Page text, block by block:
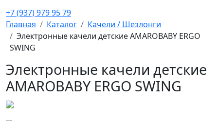
+7 (937) 979 95 79
Главная
Каталог
Качели / Шезлонги
Электронные качели детские AMAROBABY ERGO
SWING
Электронные качели детские
AMAROBABY ERGO SWING